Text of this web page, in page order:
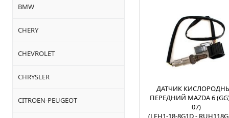
BMW
CHERY
CHEVROLET
CHRYSLER
CITROEN-PEUGEOT
ДАТЧИК
ПЕРЕДНИЙ MAZDA 6
07)
(LFH1-18-8G1D -